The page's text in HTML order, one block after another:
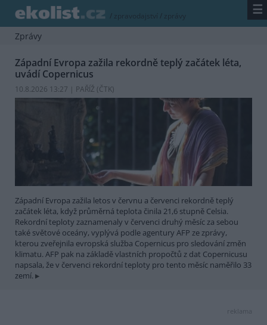
/ zpravodajství / zprávy ☰
Zprávy
Západní Evropa zažila rekordně teplý začátek léta,
uvádí Copernicus
10.8.2026 13:27 | PAŘÍŽ (ČTK)
Západní Evropa zažila letos v červnu a červenci rekordně teplý
začátek léta, když průměrná teplota činila 21,6 stupně Celsia.
Rekordní teploty zaznamenaly v červenci druhý měsíc za sebou
také světové oceány, vyplývá podle agentury AFP ze zprávy,
kterou zveřejnila evropská služba Copernicus pro sledování změn
klimatu. AFP pak na základě vlastních propočtů z dat Copernicusu
napsala, že v červenci rekordní teploty pro tento měsíc naměřilo 33
zemí.
reklama